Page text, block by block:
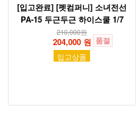
[입고완료] [펫컴퍼니] 소녀전선
PA-15 두근두근 하이스쿨 1/7
210,000원
204,000 원 품절
입고상품